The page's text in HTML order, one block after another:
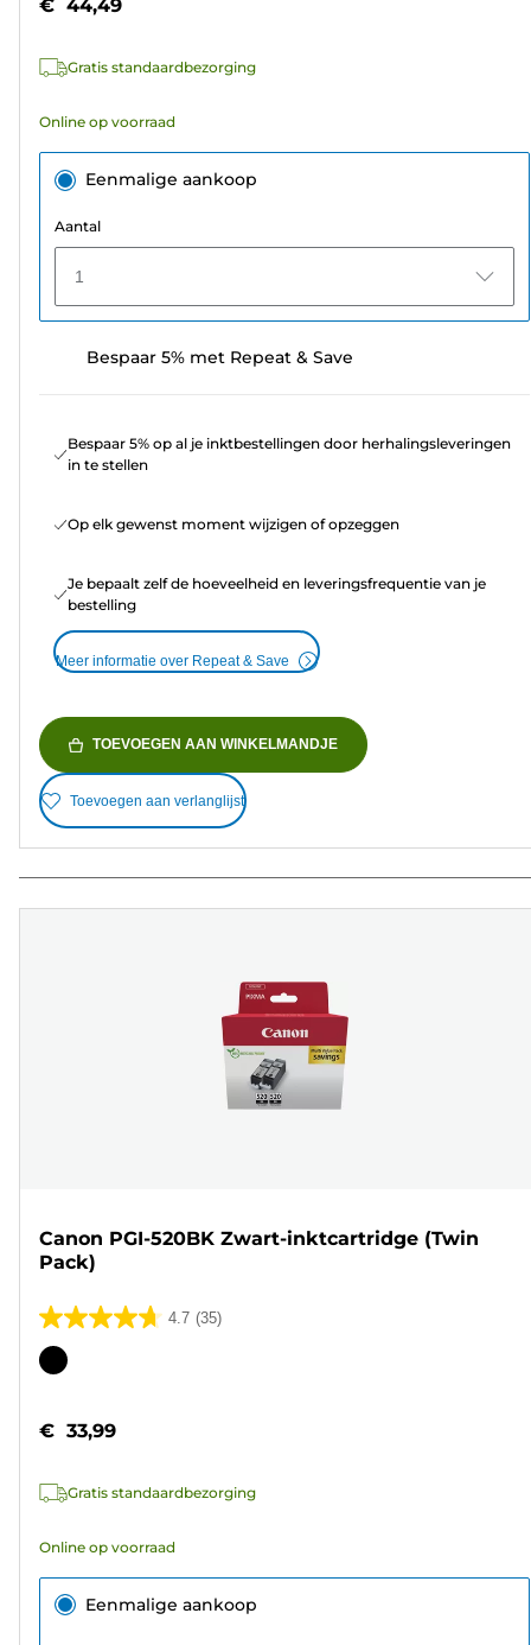
sterren.
beoordelingen
€ 44,49
Gratis standaardbezorging
Online op voorraad
Eenmalige aankoop
Aantal
1
Bespaar 5% met Repeat & Save
Bespaar 5% op al je inktbestellingen door herhalingsleveringen
in te stellen
Op elk gewenst moment wijzigen of opzeggen
Je bepaalt zelf de hoeveelheid en leveringsfrequentie van je
bestelling
Meer informatie over Repeat & Save
TOEVOEGEN AAN WINKELMANDJE
Toevoegen aan verlanglijst
Canon PGI-520BK Zwart-inktcartridge (Twin
Pack)
4.7 (35)
4.7
van
sterren.
beoordelingen
Kleurencartridge
€ 33,99
Gratis standaardbezorging
Online op voorraad
Eenmalige aankoop